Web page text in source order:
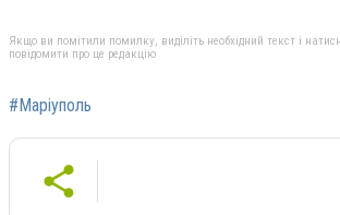
Якщо ви помітили помилку, виділіть необхідний текст і
повідомити про це редакцію
#Маріуполь